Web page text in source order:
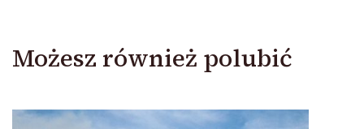
Możesz również polubić